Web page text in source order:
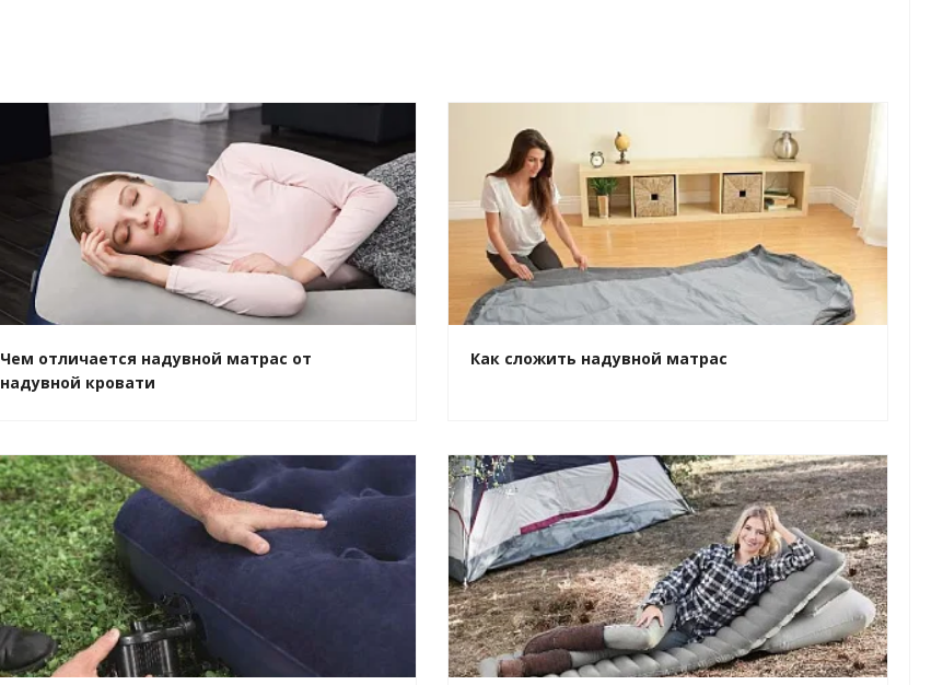
Чем отличается надувной матрас от
надувной кровати
Как сложить надувной матрас